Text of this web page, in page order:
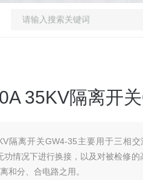
35KV隔离开
隔离开关GW4-35主要用于三相
情况下进行换接，以及对被检修的
和分、合电路之用。